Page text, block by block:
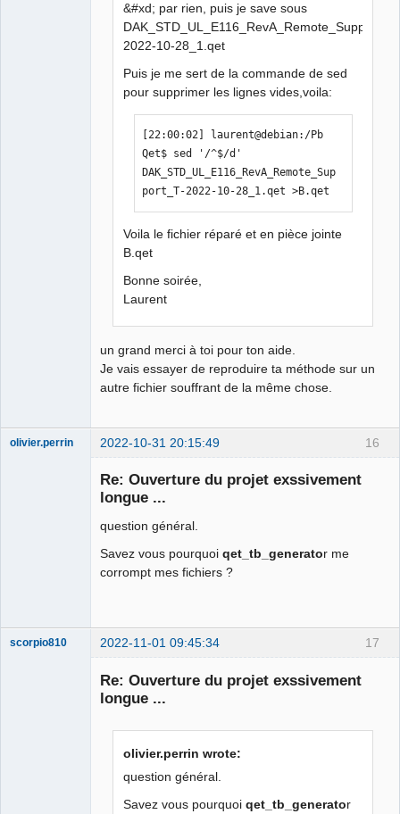
&#xd; par rien, puis je save sous
DAK_STD_UL_E116_RevA_Remote_Support_T-
2022-10-28_1.qet
Puis je me sert de la commande de sed
pour supprimer les lignes vides,voila:
[22:00:02] laurent@debian:/Pb
Qet$ sed '/^$/d'
DAK_STD_UL_E116_RevA_Remote_Sup
port_T-2022-10-28_1.qet >B.qet
Voila le fichier réparé et en pièce jointe
B.qet
Bonne soirée,
Laurent
un grand merci à toi pour ton aide.
Je vais essayer de reproduire ta méthode sur un
autre fichier souffrant de la même chose.
16
olivier.perrin 2022-10-31 20:15:49
Re: Ouverture du projet exssivement
longue ...
question général.
Savez vous pourquoi qet_tb_generator me
corrompt mes fichiers ?
17
scorpio810 2022-11-01 09:45:34
Re: Ouverture du projet exssivement
longue ...
olivier.perrin wrote:
question général.
Savez vous pourquoiqet_tb_generator